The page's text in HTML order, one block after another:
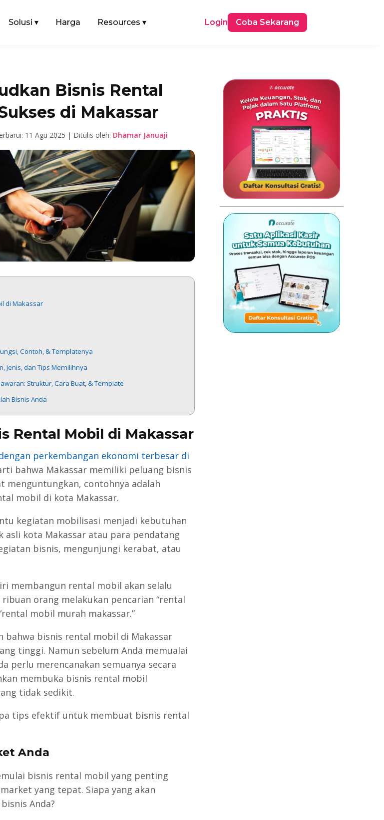
Solusi ▾ Harga Resources ▾ Login Coba Sekarang
Bisnis Rental
di Makassar
11 Agu 2025 | Ditulis oleh: Dhamar Januaji
di Makassar
Contoh, & Templatenya
Jenis, dan Tips Memilihnya
Struktur, Cara Buat, & Template
Bisnis Anda
Rental Mobil di Makassar
perkembangan ekonomi terbesar di
bahwa Makassar memiliki peluang bisnis
menguntungkan, contohnya adalah
mobil di kota Makassar.
kegiatan mobilisasi menjadi kebutuhan
asli kota Makassar atau para pendatang
bisnis, mengunjungi kerabat, atau
membangun rental mobil akan selalu
orang melakukan pencarian “rental
mobil murah makassar.”
bahwa bisnis rental mobil di Makassar
tinggi. Namun sebelum Anda memualai
perlu merencanakan semuanya secara
membuka bisnis rental mobil
tidak sedikit.
tips efektif untuk membuat bisnis rental
Anda
bisnis rental mobil yang penting
yang tepat. Siapa yang akan
Anda?